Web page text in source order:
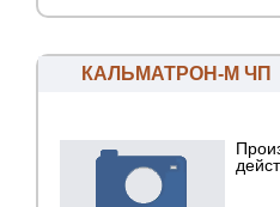
КАЛЬМАТРОН-М ЧП